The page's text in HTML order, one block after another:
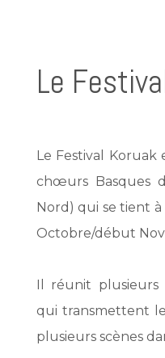
Le
Le Festival
chœurs Basques
Nord) qui se tient
Octobre/début
Il réunit
qui transmettent
plusieurs scènes